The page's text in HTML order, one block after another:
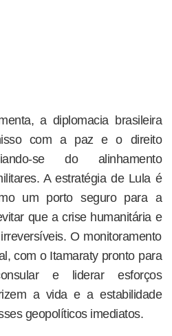
a diplomacia brasileira
com a paz e o direito
se do alinhamento
A estratégia de Lula é
um porto seguro para a
que a crise humanitária e
O monitoramento
com o Itamaraty pronto para
e liderar esforços
a vida e a estabilidade
geopolíticos imediatos.